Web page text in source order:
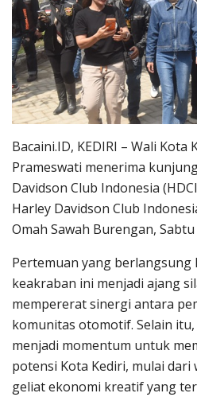
Bacaini.ID, KEDIRI – Wali Kota
Prameswati menerima
Davidson Club Indonesia
Harley Davidson Club
Omah Sawah Burengan,
Pertemuan yang berlangsung
keakraban ini menjadi ajang
mempererat sinergi antara
komunitas otomotif. Selain
menjadi momentum untuk
potensi Kota Kediri, mulai
geliat ekonomi kreatif yang